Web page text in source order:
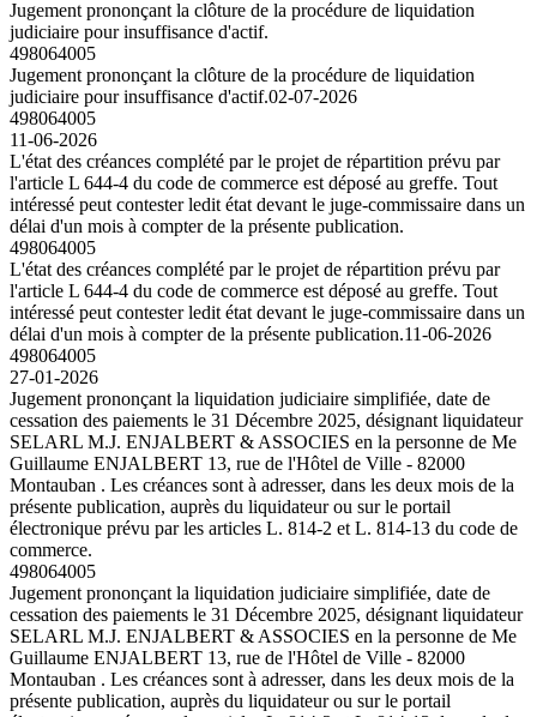
Jugement prononçant la clôture de la procédure de liquidation
judiciaire pour insuffisance d'actif.
498064005
Jugement prononçant la clôture de la procédure de liquidation
judiciaire pour insuffisance d'actif.02-07-2026
498064005
11-06-2026
L'état des créances complété par le projet de répartition prévu par
l'article L 644-4 du code de commerce est déposé au greffe. Tout
intéressé peut contester ledit état devant le juge-commissaire dans un
délai d'un mois à compter de la présente publication.
498064005
L'état des créances complété par le projet de répartition prévu par
l'article L 644-4 du code de commerce est déposé au greffe. Tout
intéressé peut contester ledit état devant le juge-commissaire dans un
délai d'un mois à compter de la présente publication.11-06-2026
498064005
27-01-2026
Jugement prononçant la liquidation judiciaire simplifiée, date de
cessation des paiements le 31 Décembre 2025, désignant liquidateur
SELARL M.J. ENJALBERT & ASSOCIES en la personne de Me
Guillaume ENJALBERT 13, rue de l'Hôtel de Ville - 82000
Montauban . Les créances sont à adresser, dans les deux mois de la
présente publication, auprès du liquidateur ou sur le portail
électronique prévu par les articles L. 814-2 et L. 814-13 du code de
commerce.
498064005
Jugement prononçant la liquidation judiciaire simplifiée, date de
cessation des paiements le 31 Décembre 2025, désignant liquidateur
SELARL M.J. ENJALBERT & ASSOCIES en la personne de Me
Guillaume ENJALBERT 13, rue de l'Hôtel de Ville - 82000
Montauban . Les créances sont à adresser, dans les deux mois de la
présente publication, auprès du liquidateur ou sur le portail